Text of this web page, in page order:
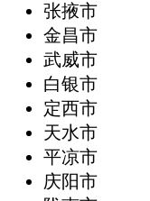
张掖市
金昌市
武威市
白银市
定西市
天水市
平凉市
庆阳市